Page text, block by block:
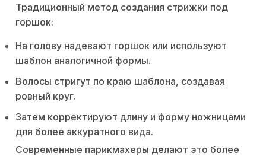
Традиционный метод создания стрижки под
горшок:
На голову надевают горшок или используют
шаблон аналогичной формы.
Волосы стригут по краю шаблона, создавая
ровный круг.
Затем корректируют длину и форму ножницами
для более аккуратного вида.
Современные парикмахеры делают это более